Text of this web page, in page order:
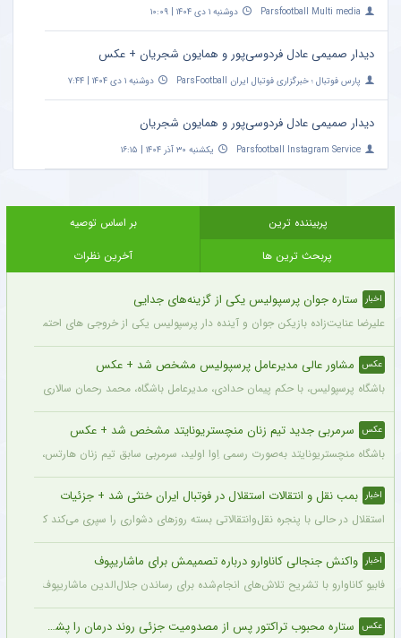
Parsfootball Multi media دوشنبه ۱ دی ۱۴۰۴ | ۱۰:۰۹
دیدار صمیمی عادل فردوسی‌پور و همایون شجریان + عکس
پارس فوتبال ؛ خبرگزاری فوتبال ایران ParsFootball دوشنبه ۱ دی ۱۴۰۴ | ۷:۴۴
دیدار صمیمی عادل فردوسی‌پور و همایون شجریان
Parsfootball Instagram Service یکشنبه ۳۰ آذر ۱۴۰۴ | ۱۶:۱۵
پربیننده ترین
بر اساس توصیه
پربحث ترین ها
آخرین نظرات
اخبار ستاره جوان پرسپولیس یکی از گزینه‌های جدایی
علیرضا عنایت‌زاده بازیکن جوان و آینده دار پرسپولیس یکی از خروجی های احتمالی
عکس مشاور عالی مدیرعامل پرسپولیس مشخص شد + عکس
باشگاه پرسپولیس، با حکم پیمان حدادی، مدیرعامل باشگاه، محمد رحمان سالاری به
عکس سرمربی جدید تیم زنان منچستریونایتد مشخص شد + عکس
باشگاه منچستریونایتد به‌صورت رسمی اِوا اولید، سرمربی سابق تیم زنان هارتس، را
اخبار بمب نقل و انتقالات استقلال در فوتبال ایران خنثی شد + جزئیات
استقلال در حالی با پنجره نقل‌وانتقالاتی بسته روزهای دشواری را سپری می‌کند که در
اخبار واکنش جنجالی کاناوارو درباره تصمیمش برای ماشاریپوف
فابیو کاناوارو با تشریح تلاش‌های انجام‌شده برای رساندن جلال‌الدین ماشاریپوف به
عکس ستاره محبوب تراکتور پس از مصدومیت جزئی روند درمان را پشت سر گذاشت + عکس